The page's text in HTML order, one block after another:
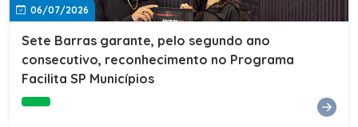
06/07/2026
Sete Barras garante, pelo segundo ano
consecutivo, reconhecimento no Programa
Facilita SP Municípios